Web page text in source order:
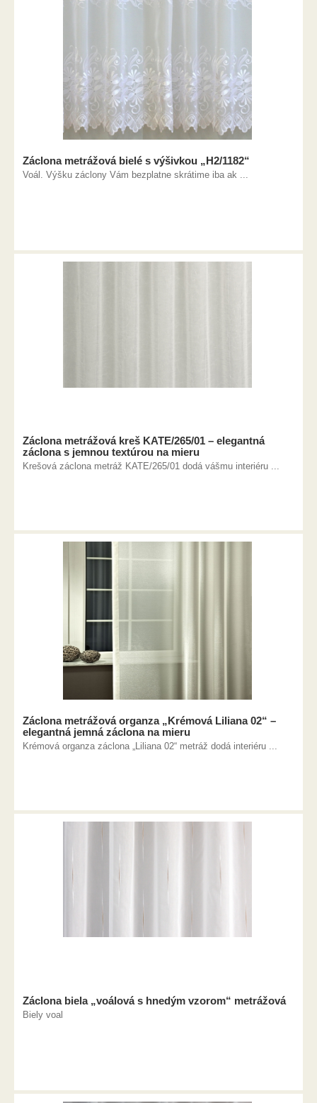
Záclona metrážová bielé s výšivkou „H2/1182“
Voál. Výšku záclony Vám bezplatne skrátime iba ak ...
Záclona metrážová kreš KATE/265/01 – elegantná
záclona s jemnou textúrou na mieru
Krešová záclona metráž KATE/265/01 dodá vášmu interiéru ...
Záclona metrážová organza „Krémová Liliana 02“ –
elegantná jemná záclona na mieru
Krémová organza záclona „Liliana 02“ metráž dodá interiéru ...
Záclona biela „voálová s hnedým vzorom“ metrážová
Biely voal